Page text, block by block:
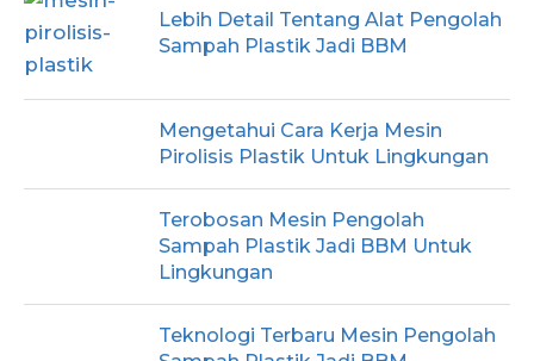
Lebih Detail Tentang Alat Pengolah
Sampah Plastik Jadi BBM
Mengetahui Cara Kerja Mesin
Pirolisis Plastik Untuk Lingkungan
Terobosan Mesin Pengolah
Sampah Plastik Jadi BBM Untuk
Lingkungan
Teknologi Terbaru Mesin Pengolah